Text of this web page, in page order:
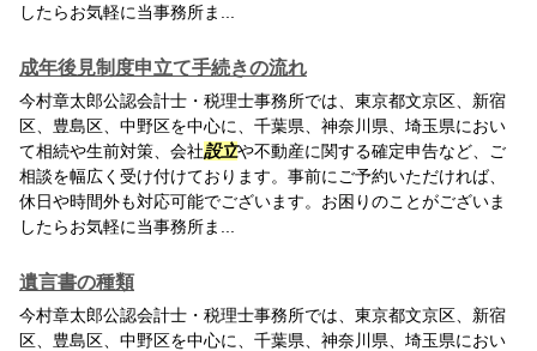
したらお気軽に当事務所ま...
成年後見制度申立て手続きの流れ
今村章太郎公認会計士・税理士事務所では、東京都文京区、新宿
区、豊島区、中野区を中心に、千葉県、神奈川県、埼玉県におい
て相続や生前対策、会社設立や不動産に関する確定申告など、ご
相談を幅広く受け付けております。事前にご予約いただければ、
休日や時間外も対応可能でございます。お困りのことがございま
したらお気軽に当事務所ま...
遺言書の種類
今村章太郎公認会計士・税理士事務所では、東京都文京区、新宿
区、豊島区、中野区を中心に、千葉県、神奈川県、埼玉県におい